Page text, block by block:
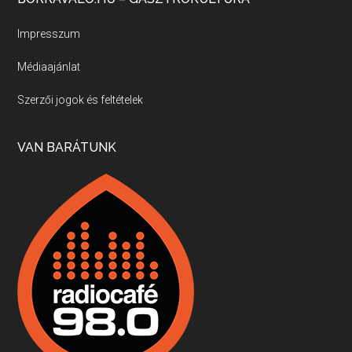
Villány, kékfrankos, Jackfall
Apr 17, 2026 • 00:35:38
Boston, teadélután, bab és homár
Apr 9, 2026 • 00:37:17
Fermentáljunk, a testünk meghálálja!
Apr 3, 2026 • 00:36:07
Impresszum
Médiaajánlat
Szerzői jogok és feltételek
VAN BARÁTUNK